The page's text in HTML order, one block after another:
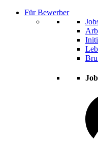
Für Bewerber